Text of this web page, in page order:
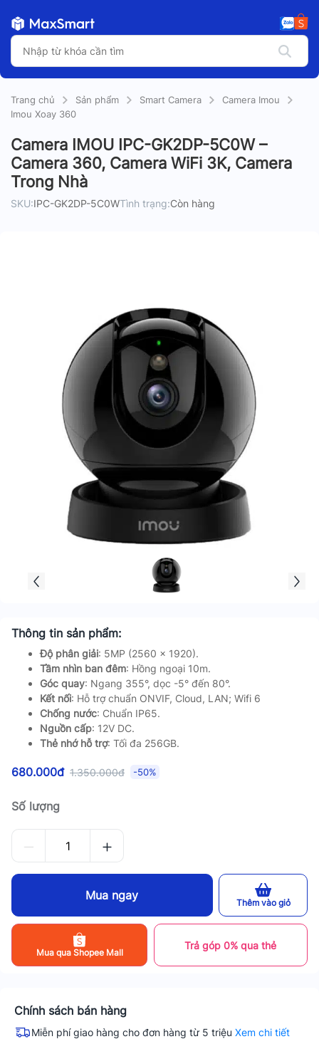
Trang chủ Sản phẩm Smart Camera
Camera Imou
Imou Xoay 360
Camera IMOU IPC-GK2DP-5C0W –
Camera 360, Camera WiFi 3K, Camera
Trong Nhà
SKU:IPC-GK2DP-5C0WTình trạng:Còn hàng
Thông tin sản phẩm:
Độ phân giải: 5MP (2560 x 1920).
Tầm nhìn ban đêm: Hồng ngoại 10m.
Góc quay: Ngang 355°, dọc -5° đến 80°.
Kết nối: Hỗ trợ chuẩn ONVIF, Cloud, LAN; Wifi 6
Chống nước: Chuẩn IP65.
Nguồn cấp: 12V DC.
Thẻ nhớ hỗ trợ: Tối đa 256GB.
680.000đ 1.350.000đ -50%
Số lượng
Mua ngay Thêm vào giỏ
Mua qua Shopee Mall
Trả góp 0% qua thẻ
Chính sách bán hàng
Miễn phí giao hàng cho đơn hàng từ 5 triệu Xem chi tiết